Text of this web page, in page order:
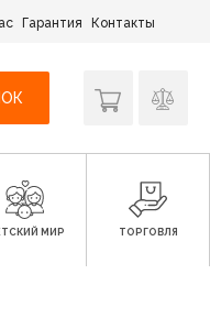
Гарантия Контакты
МИР ТОРГОВЛЯ